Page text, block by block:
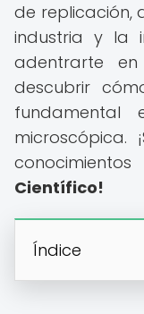
de replicación,
industria y la
adentrarte
descubrir
microscópica.
Científico!
Índice